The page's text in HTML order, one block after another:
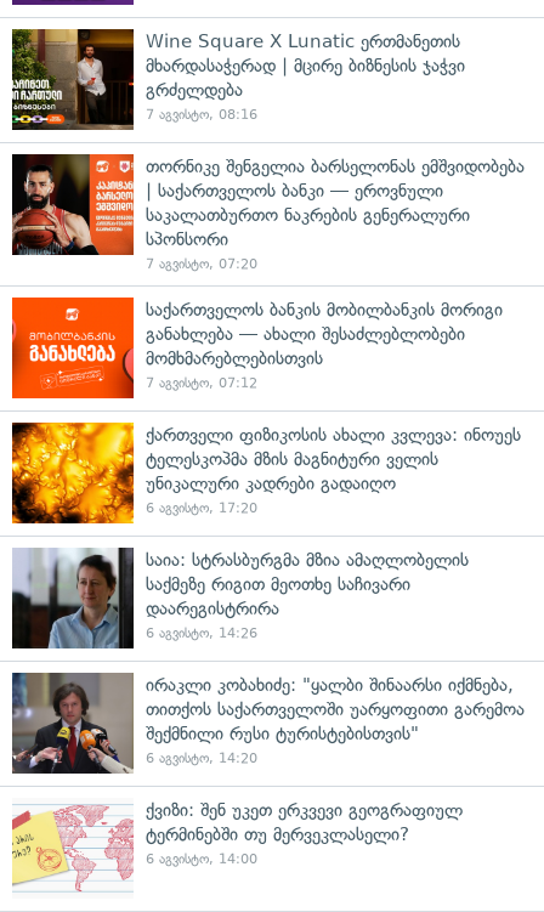
Wine Square X Lunatic ერთმანეთის
მხარდასაჭერად | მცირე ბიზნესის ჯაჭვი
გრძელდება
7 აგვისტო, 08:16
თორნიკე შენგელია ბარსელონას ემშვიდობება
| საქართველოს ბანკი — ეროვნული
საკალათბურთო ნაკრების გენერალური
სპონსორი
7 აგვისტო, 07:20
საქართველოს ბანკის მობილბანკის მორიგი
განახლება — ახალი შესაძლებლობები
მომხმარებლებისთვის
7 აგვისტო, 07:12
ქართველი ფიზიკოსის ახალი კვლევა: ინოუეს
ტელესკოპმა მზის მაგნიტური ველის
უნიკალური კადრები გადაიღო
6 აგვისტო, 17:20
საია: სტრასბურგმა მზია ამაღლობელის
საქმეზე რიგით მეოთხე საჩივარი
დაარეგისტრირა
6 აგვისტო, 14:26
ირაკლი კობახიძე: "ყალბი შინაარსი იქმნება,
თითქოს საქართველოში უარყოფითი გარემოა
შექმნილი რუსი ტურისტებისთვის"
6 აგვისტო, 14:20
ქვიზი: შენ უკეთ ერკვევი გეოგრაფიულ
ტერმინებში თუ მერვეკლასელი?
6 აგვისტო, 14:00